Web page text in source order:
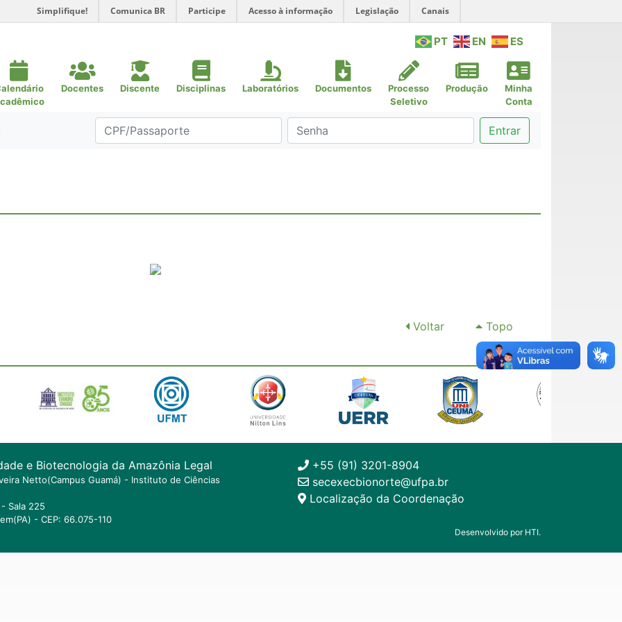
Simplifique! Comunica BR Participe Acesso à informação Legislação Canais
PT EN ES
Docentes Discente Disciplinas Laboratórios Documentos
Processo
Seletivo
Produção
Minha
Conta
Entrar
Voltar Topo
e Biotecnologia da Amazônia Legal
Netto(Campus Guamá) - Instituto de Ciências
Sala 225
- CEP: 66.075-110
+55 (91) 3201-8904
secexecbionorte@ufpa.br
Localização da Coordenação
Desenvolvido por HTI.